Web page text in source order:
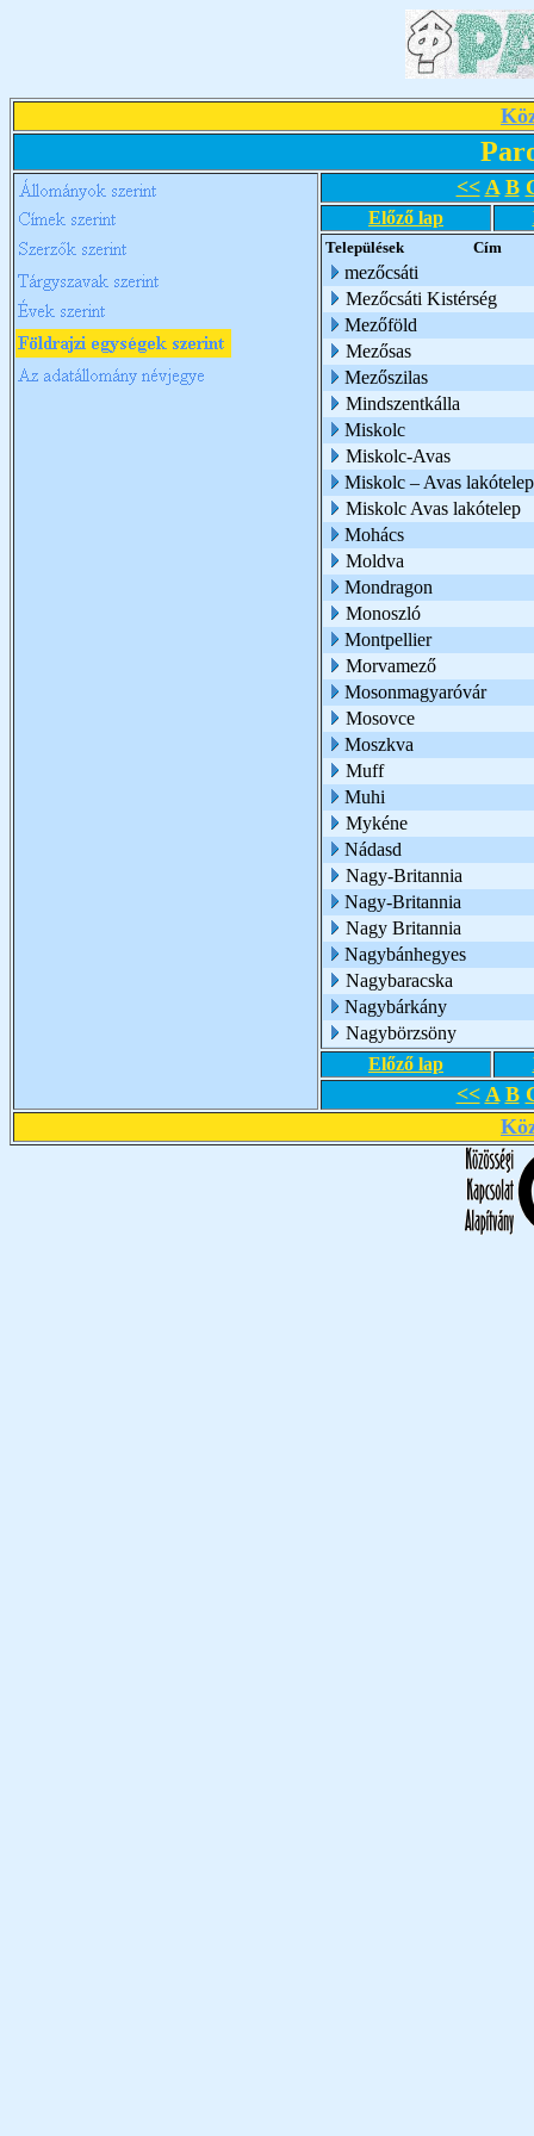
<< A B
Előző lap
Települések Cím
mezőcsáti
Mezőcsáti Kistérség
Mezőföld
Mezősas
Mezőszilas
Mindszentkálla
Miskolc
Miskolc-Avas
Miskolc – Avas lakótelep
Miskolc Avas lakótelep
Mohács
Moldva
Mondragon
Monoszló
Montpellier
Morvamező
Mosonmagyaróvár
Mosovce
Moszkva
Muff
Muhi
Mykéne
Nádasd
Nagy-Britannia
Nagy-Britannia
Nagy Britannia
Nagybánhegyes
Nagybaracska
Nagybárkány
Nagybörzsöny
Előző lap
<< A B